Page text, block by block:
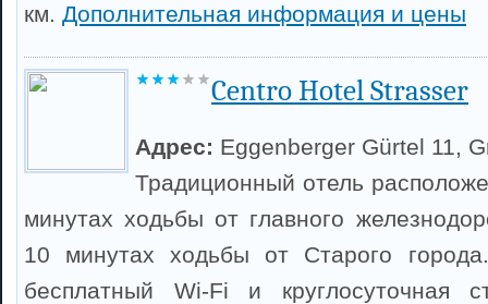
км. Дополнительная информация и цены
Centro Hotel Strasser
Адрес: Eggenberger Gürtel 11,
Традиционный отель
минутах ходьбы от главного
10 минутах ходьбы от Старого
бесплатный Wi-Fi и круглосуточная